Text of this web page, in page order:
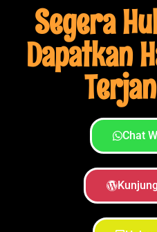
Segera
Dapatkan
Chat